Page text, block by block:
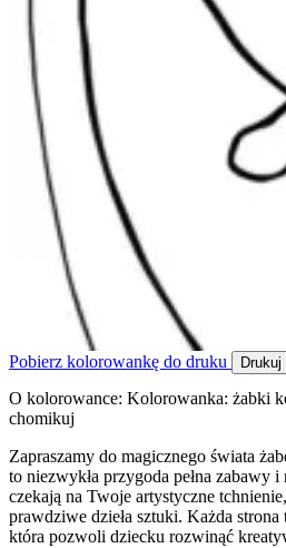
Pobierz kolorowankę do druku Drukuj
O kolorowance: Kolorowanka: żabki
chomikuj
Zapraszamy do magicznego świata
to niezwykła przygoda pełna zabawy
czekają na Twoje artystyczne
prawdziwe dzieła sztuki. Każda
która pozwoli dziecku rozwinąć